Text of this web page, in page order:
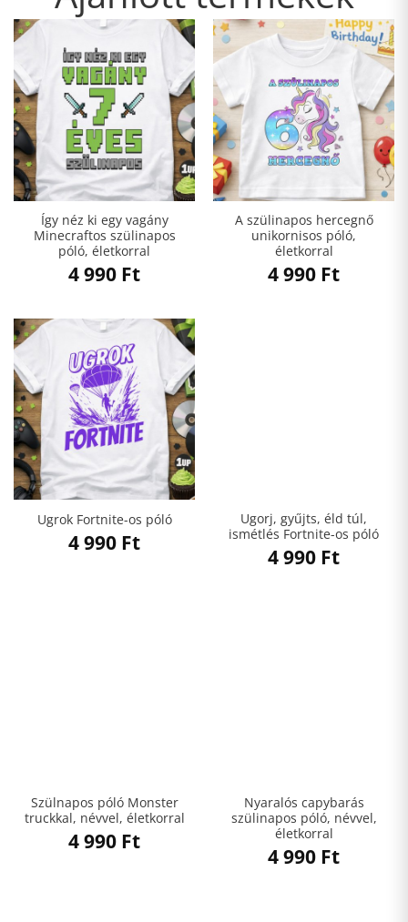
Így néz ki egy vagány
Minecraftos szülinapos
póló, életkorral
4 990 Ft
A szülinapos hercegnő
unikornisos póló,
életkorral
4 990 Ft
Ugrok Fortnite-os póló
4 990 Ft
Ugorj, gyűjts, éld túl,
ismétlés Fortnite-os póló
4 990 Ft
Szülnapos póló Monster
truckkal, névvel, életkorral
4 990 Ft
Nyaralós capybarás
szülinapos póló, névvel,
életkorral
4 990 Ft